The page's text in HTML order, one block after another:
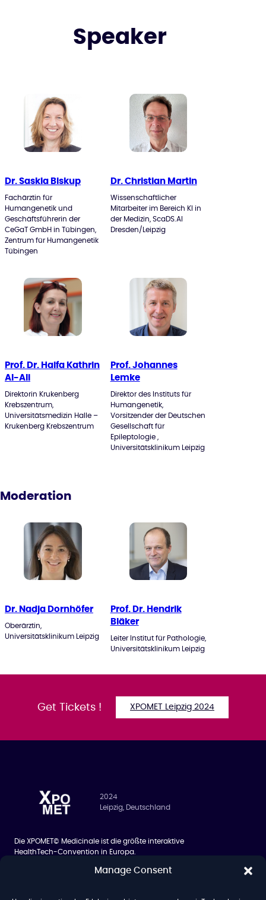
Manage Consent
Speaker
Dr. Saskia Biskup
Fachärztin für
Humangenetik und
Geschäftsführerin der
CeGaT GmbH in Tübingen,
Zentrum für Humangenetik
Tübingen
Dr. Christian Martin
Wissenschaftlicher
Mitarbeiter im Bereich KI in
der Medizin, ScaDS.AI
Dresden/Leipzig
Prof. Dr. Haifa Kathrin
Al-Ali
Direktorin Krukenberg
Krebszentrum,
Universitätsmedizin Halle –
Krukenberg Krebszentrum
Prof. Johannes
Lemke
Direktor des Instituts für
Humangenetik,
Vorsitzender der Deutschen
Gesellschaft für
Epileptologie ,
Universitätsklinikum Leipzig
Moderation
Dr. Nadja Dornhöfer
Oberärztin,
Universitätsklinikum Leipzig
Prof. Dr. Hendrik
Bläker
Leiter Institut für Pathologie,
Universitätsklinikum Leipzig
Get Tickets ! XPOMET Leipzig 2024
2024
Leipzig, Deutschland
Die XPOMET© Medicinale ist die größte interaktive
HealthTech-Convention in Europa.
Siilo Networking App
Über uns